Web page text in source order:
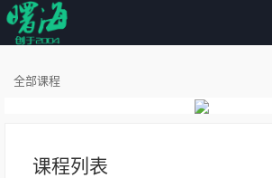
全部课程
课程列表